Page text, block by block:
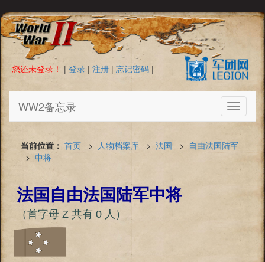
您还未登录！ | 登录 | 注册 | 忘记密码 |
Toggle
WW2备忘录
当前位置： 首页 > 人物档案库 > 法国 > 自由法国陆军
> 中将
法国自由法国陆军中将
（首字母 Z 共有 0 人）